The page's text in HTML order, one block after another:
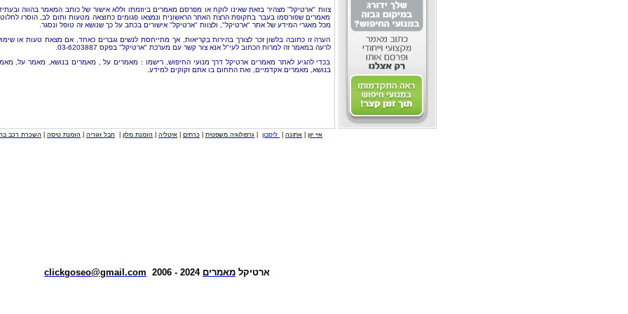
צוות "ארטיקל" מצהיר בזאת שאינו לוקח או מפרסם מאמרים ביוזמתו וללא אישור של כותב המאמר בהווה
מאמרים שפורסמו בעבר בתקופת הרצת האתר הראשונית ונמצאו פגומים כתוצאה מטעות ותום לב, הוסרו
מכל מאגרי המידע של אתר "ארטיקל", ולצוות "ארטיקל" אישורים בכתב על כך שנושא זה טופל ונסגר.
הערה זו כתובה בלשון זכר לצורך בהירות בקריאות, אך מתייחסת לנשים וגברים כאחד, אם מצאת טעות או
לרעה במאמר זה למרות הכתוב לעי"ל אנא צור קשר עם מערכת "ארטיקל" בפקס 03-6203887.
בכדי להגיע לאתר מאמרים ארטיקל דרך מנועי החיפוש, רישמו : מאמרים על , מאמרים בנושא, מאמר על,
בנושא, מאמרים אקדמיים, ואת התחום בו אתם זקוקים למידע.
איי יוון אתונה ליסבון גרפולוגיה משפטית כרתים איטליה הזמנת מלון חבל זגוריה הזמנת טיסה השכרת רכב
ארטיקל מאמרים 2024 - 2006
clickgoseo@gmail.com